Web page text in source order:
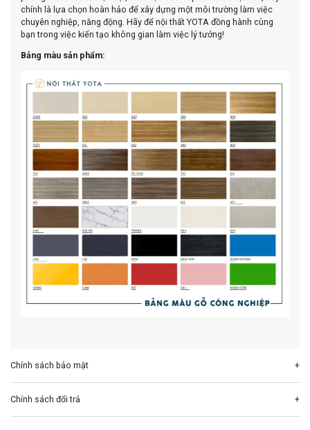
chính là lựa chọn hoàn hảo để xây dựng một môi trường làm việc
chuyên nghiệp, năng động. Hãy để nội thất YOTA đồng hành cùng
bạn trong việc kiến tạo không gian làm việc lý tưởng!
Bảng màu sản phẩm:
Chính sách bảo mật
Chính sách đổi trả